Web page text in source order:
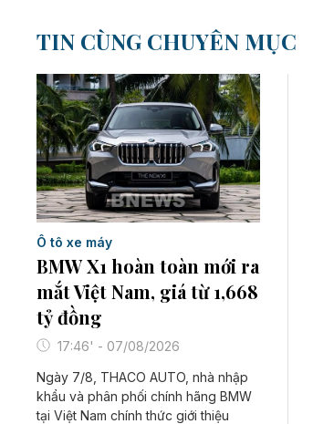
TIN CÙNG CHUYÊN MỤC
Ô tô xe máy
BMW X1 hoàn toàn mới ra
mắt Việt Nam, giá từ 1,668
tỷ đồng
17:46' - 07/08/2026
Ngày 7/8, THACO AUTO, nhà nhập
khẩu và phân phối chính hãng BMW
tại Việt Nam chính thức giới thiệu